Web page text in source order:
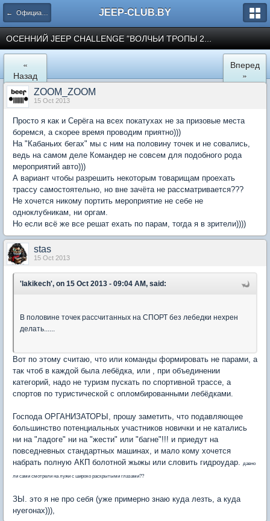
← Официальные клубные мероприятия JEEP-CLUB.BY
ОСЕННИЙ JEEP CHALLENGE "ВОЛЧЬИ ТРОПЫ 2...
«
Назад
Вперед
»
ZOOM_ZOOM
15 Oct 2013
Просто я как и Серёга на всех покатухах не за призовые места
боремся, а скорее время проводим приятно)))
На "Кабаньих бегах" мы с ним на половину точек и не совались,
ведь на самом деле Командер не совсем для подобного рода
мероприятий авто)))
А вариант чтобы разрешить некоторым товарищам проехать
трассу самостоятельно, но вне зачёта не рассматривается???
Не хочется никому портить мероприятие не себе не
одноклубникам, ни оргам.
Но если всё же все решат ехать по парам, тогда я в зрители))))
stas
15 Oct 2013
'lakikech', on 15 Oct 2013 - 09:04 AM, said:
В половине точек рассчитанных на СПОРТ без лебедки нехрен
делать......
Вот по этому считаю, что или команды формировать не парами, а
так чтоб в каждой была лебёдка, или , при объединении
категорий, надо не туризм пускать по спортивной трассе, а
спортов по туристической с опломбированными лебёдками.
Господа ОРГАНИЗАТОРЫ, прошу заметить, что подавляющее
большинство потенциальных участников новички и не катались
ни на "ладоге" ни на "жести" или "багне"!!! и приедут на
повседневных стандартных машинах, и мало кому хочется
набрать полную АКП болотной жыжы или словить гидроудар. давно
ли сами смотрели на лужи с широко раскрытыми глазами??
ЗЫ. это я не про себя (уже примерно знаю куда лезть, а куда
нуегонах))),